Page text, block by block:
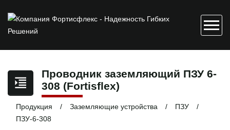
Проводник заземляющий ПЗУ 6-
308 (Fortisflex)
Продукция Заземляющие устройства
ПЗУ
ПЗУ-6-308